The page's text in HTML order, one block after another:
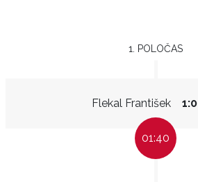
1. POLOČAS
Flekal František 1:0
01:40